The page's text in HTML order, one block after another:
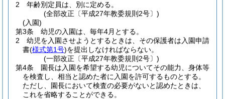
2
年齢別定員は、別に定める。
(全部改正〔平成27年教委規則2号〕)
(入園)
第3条
幼児の入園は、毎年4月とする。
2
幼児を入園させようとするときは、その保護者は入園申請
書(様式第1号)を提出しなければならない。
(一部改正〔平成27年教委規則2号〕)
第4条
園長は入園を希望する幼児についてその能力、身体等
を検査し、相当と認めた者に入園を許可するものとする。
ただし、園長において検査の必要がないと認めたときは、
これを省略することができる。